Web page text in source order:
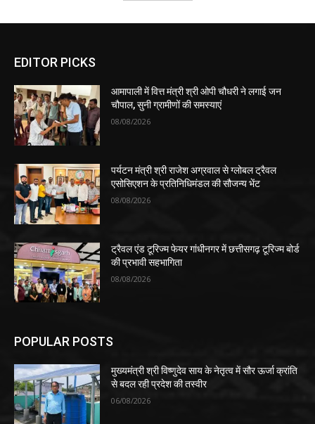
EDITOR PICKS
आमापाली में वित्त मंत्री श्री ओपी चौधरी ने लगाई जन
चौपाल, सुनी ग्रामीणों की समस्याएं
08/08/2026
पर्यटन मंत्री श्री राजेश अग्रवाल से ग्लोबल ट्रैवल
एसोसिएशन के प्रतिनिधिमंडल की सौजन्य भेंट
08/08/2026
ट्रैवल एंड टूरिज्म फेयर गांधीनगर में छत्तीसगढ़ टूरिज्म बोर्ड
की प्रभावी सहभागिता
08/08/2026
POPULAR POSTS
मुख्यमंत्री श्री विष्णुदेव साय के नेतृत्व में सौर ऊर्जा क्रांति
से बदल रही प्रदेश की तस्वीर
06/08/2026